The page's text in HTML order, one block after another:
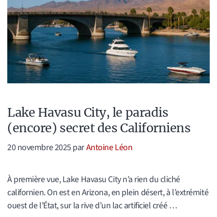
Lake Havasu City, le paradis
(encore) secret des Californiens
20 novembre 2025 parAntoine Léon
À première vue, Lake Havasu City n’a rien du cliché
californien. On est en Arizona, en plein désert, à l’extrémité
ouest de l’État, sur la rive d’un lac artificiel créé …